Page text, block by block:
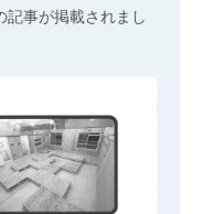
記事が掲載されまし